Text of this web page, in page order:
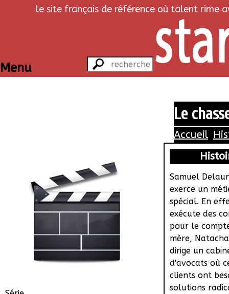
le site français de référence où talent rime
Menu
Le
Accueil
Samuel
exerce un
spécial. En
exécute des
pour le
mère,
dirige un
d'avocats où
clients ont
solutions